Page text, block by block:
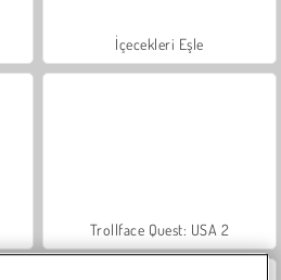
İçecekleri Eşle
Trollface Quest: USA 2